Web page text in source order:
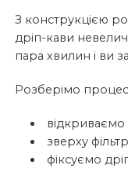
З конструкцією
дріп-кави
пара хвилин і ви
Розберімо
відкриваємо
зверху
фіксуємо